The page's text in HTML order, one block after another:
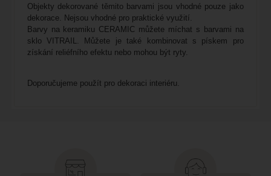
Objekty dekorované těmito barvami jsou vhodné pouze jako
dekorace. Nejsou vhodné pro praktické využití.
Barvy na keramiku CERAMIC můžete míchat s barvami na
sklo VITRAIL. Můžete je také kombinovat s pískem pro
získání reliéfního efektu nebo mohou být ryty.
Doporučujeme použít pro dekoraci interiéru.